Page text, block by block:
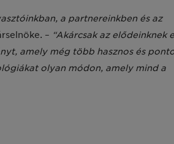
a partnereinkben és az
– “Akárcsak az elődeinknek
amely még több hasznos és
olyan módon, amely mind a